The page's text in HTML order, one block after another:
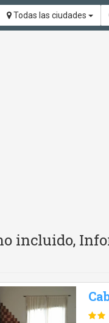
Todas las ciudades
incluido,